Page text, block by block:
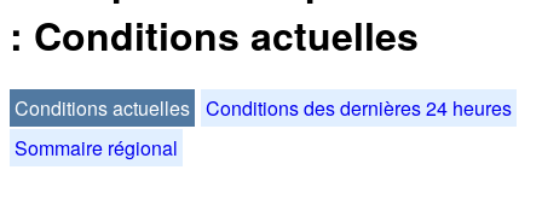
: Conditions actuelles
Conditions actuelles Conditions des dernières 24 heures
Sommaire régional